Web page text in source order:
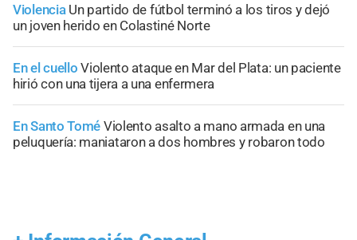
Violencia Un partido de fútbol terminó a los tiros y dejó
un joven herido en Colastiné Norte
En el cuello Violento ataque en Mar del Plata: un paciente
hirió con una tijera a una enfermera
En Santo Tomé Violento asalto a mano armada en una
peluquería: maniataron a dos hombres y robaron todo